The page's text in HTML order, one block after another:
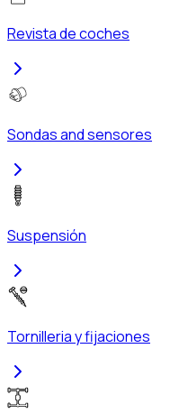
Revista de coches
Sondas and sensores
Suspensión
Tornilleria y fijaciones